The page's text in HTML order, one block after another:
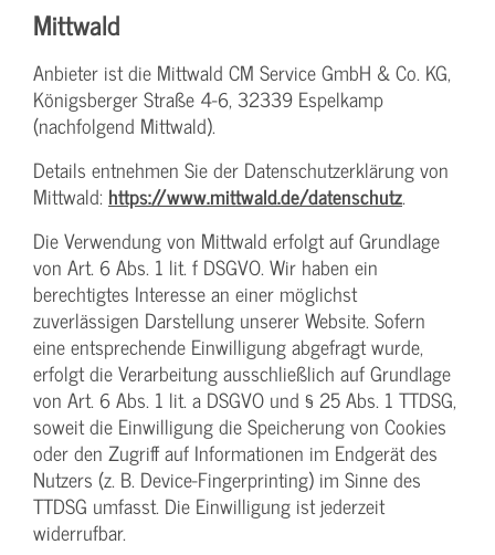
Mittwald
Anbieter ist die Mittwald CM Service GmbH & Co. KG,
Königsberger Straße 4-6, 32339 Espelkamp
(nachfolgend Mittwald).
Details entnehmen Sie der Datenschutzerklärung von
Mittwald: https://www.mittwald.de/datenschutz.
Die Verwendung von Mittwald erfolgt auf Grundlage
von Art. 6 Abs. 1 lit. f DSGVO. Wir haben ein
berechtigtes Interesse an einer möglichst
zuverlässigen Darstellung unserer Website. Sofern
eine entsprechende Einwilligung abgefragt wurde,
erfolgt die Verarbeitung ausschließlich auf Grundlage
von Art. 6 Abs. 1 lit. a DSGVO und § 25 Abs. 1 TTDSG,
soweit die Einwilligung die Speicherung von Cookies
oder den Zugriff auf Informationen im Endgerät des
Nutzers (z. B. Device-Fingerprinting) im Sinne des
TTDSG umfasst. Die Einwilligung ist jederzeit
widerrufbar.